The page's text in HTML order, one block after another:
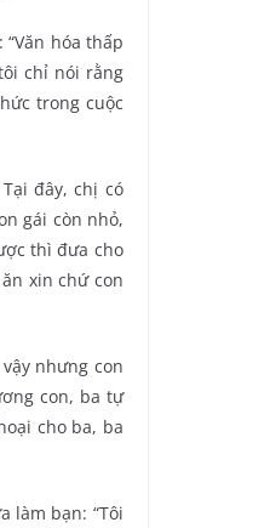
hóa thấp
chỉ nói rằng
trong cuộc
đây, chị có
gái còn nhỏ,
thì đưa cho
xin chứ con
nhưng con
con, ba tự
cho ba, ba
làm bạn: “Tôi